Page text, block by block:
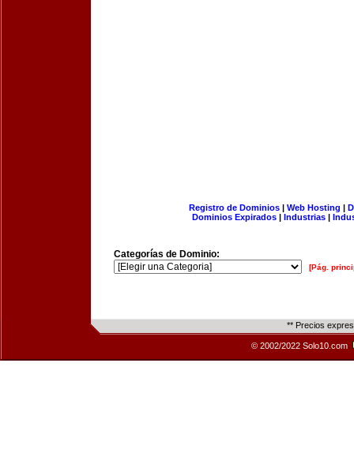
Registro de Dominios| Web Hosting |
Dominios Expirados | Industrias |
Categorías de Dominio:
[Pág.
** Precios
© 2002/2022 Solo10.com